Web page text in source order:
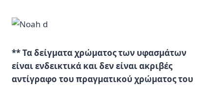
** Τα δείγματα χρώματος των υφασμάτων
είναι ενδεικτικά και δεν είναι ακριβές
αντίγραφο του πραγματικού χρώματος του